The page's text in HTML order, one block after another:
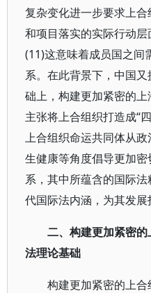
复杂变化进一步要求上
和项目落实的实际行动层
(11)这意味着成员国之间
系。在此背景下，中国又
础上，构建更加紧密的
主张将上合组织打造成“
上合组织命运共同体从
生健康等角度倡导更加
系，其中所蕴含的国际
代国际法内涵，为其发展
二、构建更加紧密
法理论基础
构建更加紧密的上